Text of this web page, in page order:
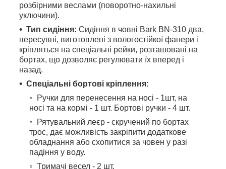
розбірними веслами (поворотно-нахильні
уключини).
Тип сидіння: Сидіння в човні Bark ВN-310 два,
пересувні, виготовлені з вологостійкої фанери і
кріпляться на спеціальні рейки, розташовані на
бортах, що дозволяє регулювати їх вперед і
назад.
Спеціальні бортові кріплення:
Ручки для перенесення на носі - 1шт, на
носі та на кормі - 1 шт. Бортові ручки - 4 шт.
Рятувальний леєр - скручений по бортах
трос, дає можливість закріпити додаткове
обладнання або схопитися за човен у разі
падіння у воду.
Тримачі весел - 2 шт.